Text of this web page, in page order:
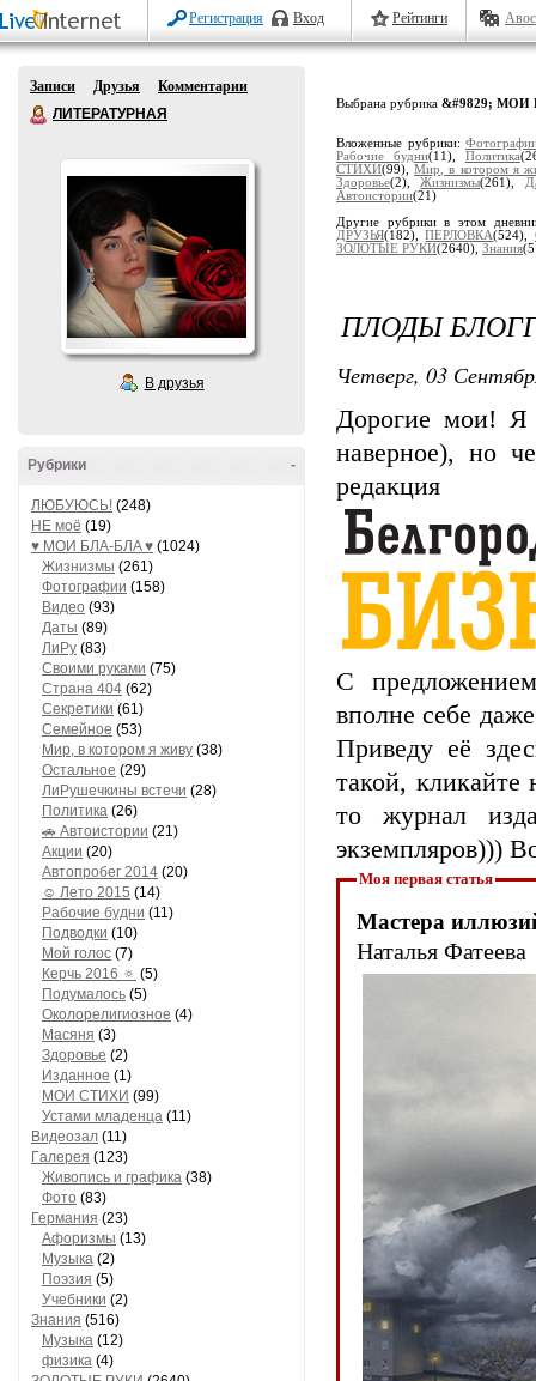
Регистрация Вход Рейтинги
Записи Друзья
Комментарии
ЛИТЕРАТУРНАЯ
В друзья
-
Рубрики
ЛЮБУЮСЬ! (248)
НЕ моё (19)
♥ МОИ БЛA-БЛA ♥ (1024)
Жизнизмы (261)
Фотографии (158)
Видео (93)
Даты (89)
ЛиРу (83)
Своими руками (75)
Страна 404 (62)
Секретики (61)
Семейное (53)
Мир, в котором я живу (38)
Остальное (29)
ЛиРушечкины встечи (28)
Политика (26)
🚗 Автоистории (21)
Акции (20)
Автопробег 2014 (20)
☺ Лето 2015 (14)
Рабочие будни (11)
Подводки (10)
Мой голос (7)
Керчь 2016 🔅 (5)
Подумалось (5)
Околорелигиозное (4)
Масяня (3)
Здоровье (2)
Изданное (1)
МОИ СТИХИ (99)
Устами младенца (11)
Видеозал (11)
Гaлерея (123)
Живопись и грaфикa (38)
Фото (83)
Гермaния (23)
Aфоризмы (13)
Музыкa (2)
Поэзия (5)
Учебники (2)
Знания (516)
Музыкa (12)
физика (4)
Выбрана рубрика &#9829; МОИ
Вложенные рубрики:
Рабочие будни(11), Политика
СТИХИ(99),Мир, в котором я
Здоровье(2),Жизнизмы(261),
Автоистории(21)
Другие рубрики в этом
ДРУЗЬЯ(182),ПЕРЛОВКА(524),
ЗОЛОТЫЕ РУКИ(2640), Знания
ПЛОДЫ
Четверг, 03
Дорогие мои! Я
наверное), но
С
вполне себе
Приведу её
такой, кликайте
то журнал
экземпляров)))
Моя первая статья
Мастера
Наталья Фатеева